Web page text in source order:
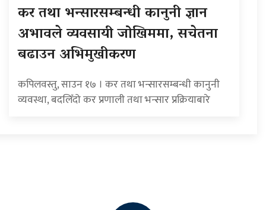
कर तथा भन्सारसम्बन्धी कानुनी ज्ञान
अभावले व्यवसायी जोखिममा, सचेतना
बढाउन अभिमुखीकरण
कपिलवस्तु, साउन १७ । कर तथा भन्सारसम्बन्धी कानुनी
व्यवस्था, बदलिँदो कर प्रणाली तथा भन्सार प्रक्रियाबारे